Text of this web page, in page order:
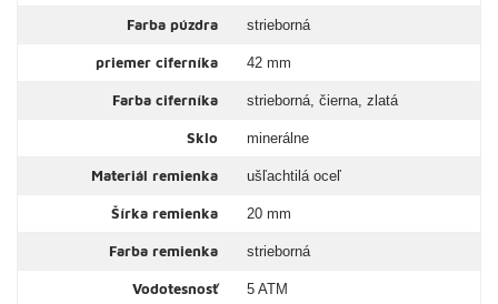
Farba púzdra strieborná
priemer ciferníka 42 mm
Farba ciferníka strieborná, čierna, zlatá
Sklo minerálne
Materiál remienka ušľachtilá oceľ
Šírka remienka 20 mm
Farba remienka strieborná
Vodotesnosť 5 ATM